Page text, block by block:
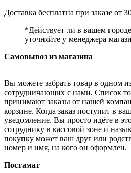
Доставка бесплатна при заказе от
*Действует ли в вашем
уточняйте у менеджера
Самовывоз из магазина
Вы можете забрать товар в одном
сотрудничающих с нами. Список
принимают заказы от нашей
корзине. Когда заказ поступит в
уведомление. Вы просто идёте в
сотруднику в кассовой зоне и
покупку может ваш друг или
номер и имя, на кого он оформлен.
Постамат